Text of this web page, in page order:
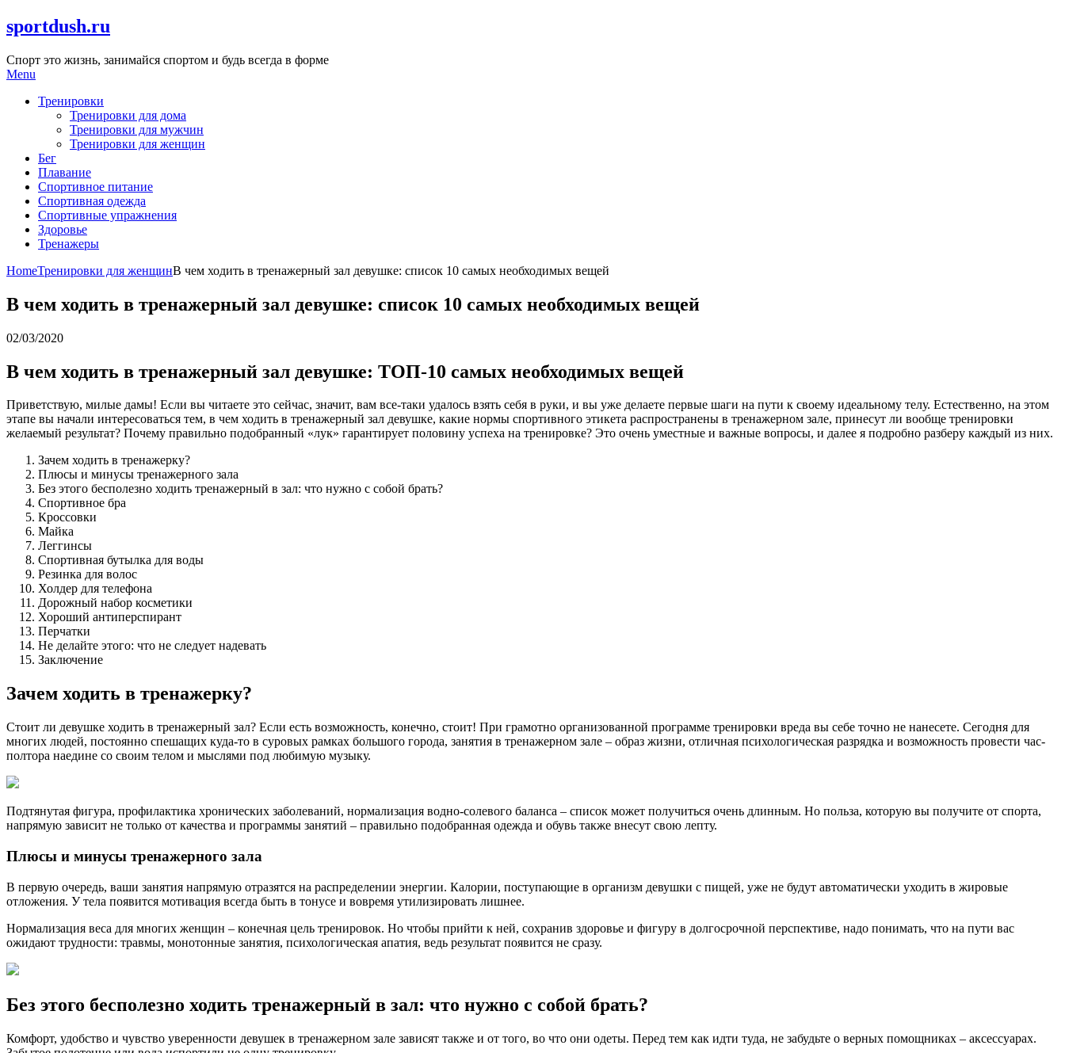
Skip
to
sportdush.ru
Спорт это жизнь, занимайся спортом и будь всегда в форме
Menu
Тренировки
Тренировки для дома
Тренировки для мужчин
Тренировки для женщин
Бег
Плавание
Спортивное питание
Спортивная одежда
Спортивные упражнения
Здоровье
Тренажеры
HomeТренировки для женщинВ чем ходить в тренажерный зал девушке: список 10 самых необходимых вещей
В чем ходить в тренажерный зал девушке: список 10 самых необходимых вещей
02/03/2020
В чем ходить в тренажерный зал девушке: ТОП-10 самых необходимых вещей
Приветствую, милые дамы! Если вы читаете это сейчас, значит, вам все-таки удалось взять себя в руки, и вы уже делаете первые шаги на пути к своему идеальному телу. Естественно, на этом
этапе вы начали интересоваться тем, в чем ходить в тренажерный зал девушке, какие нормы спортивного этикета распространены в тренажерном зале, принесут ли вообще тренировки
желаемый результат? Почему правильно подобранный «лук» гарантирует половину успеха на тренировке? Это очень уместные и важные вопросы, и далее я подробно разберу каждый из них.
Зачем ходить в тренажерку?
Плюсы и минусы тренажерного зала
Без этого бесполезно ходить тренажерный в зал: что нужно с собой брать?
Спортивное бра
Кроссовки
Майка
Леггинсы
Спортивная бутылка для воды
Резинка для волос
Холдер для телефона
Дорожный набор косметики
Хороший антиперспирант
Перчатки
Не делайте этого: что не следует надевать
Заключение
Зачем ходить в тренажерку?
Стоит ли девушке ходить в тренажерный зал? Если есть возможность, конечно, стоит! При грамотно организованной программе тренировки вреда вы себе точно не нанесете. Сегодня для
многих людей, постоянно спешащих куда-то в суровых рамках большого города, занятия в тренажерном зале – образ жизни, отличная психологическая разрядка и возможность провести час-
полтора наедине со своим телом и мыслями под любимую музыку.
Подтянутая фигура, профилактика хронических заболеваний, нормализация водно-солевого баланса – список может получиться очень длинным. Но польза, которую вы получите от спорта,
напрямую зависит не только от качества и программы занятий – правильно подобранная одежда и обувь также внесут свою лепту.
Плюсы и минусы тренажерного зала
В первую очередь, ваши занятия напрямую отразятся на распределении энергии. Калории, поступающие в организм девушки с пищей, уже не будут автоматически уходить в жировые
отложения. У тела появится мотивация всегда быть в тонусе и вовремя утилизировать лишнее.
Нормализация веса для многих женщин – конечная цель тренировок. Но чтобы прийти к ней, сохранив здоровье и фигуру в долгосрочной перспективе, надо понимать, что на пути вас
ожидают трудности: травмы, монотонные занятия, психологическая апатия, ведь результат появится не сразу.
Без этого бесполезно ходить тренажерный в зал: что нужно с собой брать?
Комфорт, удобство и чувство уверенности девушек в тренажерном зале зависят также и от того, во что они одеты. Перед тем как идти туда, не забудьте о верных помощниках – аксессуарах.